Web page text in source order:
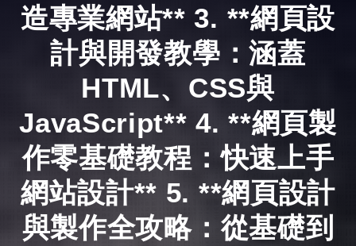
造專業網站** 3. **網頁設
計與開發教學：涵蓋
HTML、CSS與
JavaScript** 4. **網頁製
作零基礎教程：快速上手
網站設計** 5. **網頁設計
與製作全攻略：從基礎到